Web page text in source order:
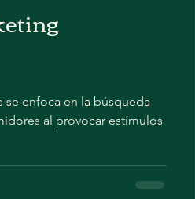
se enfoca en la búsqueda
al provocar estímulos